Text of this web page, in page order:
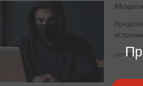
сегодня,